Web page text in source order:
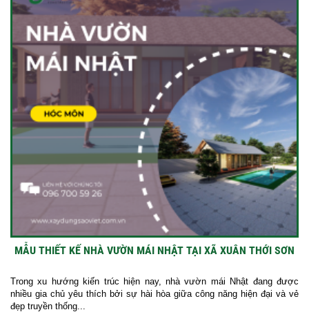
MẪU THIẾT KẾ NHÀ VƯỜN MÁI NHẬT TẠI XÃ XUÂN THỚI SƠN
Trong xu hướng kiến trúc hiện nay, nhà vườn mái Nhật đang được
nhiều gia chủ yêu thích bởi sự hài hòa giữa công năng hiện đại và vẻ
đẹp truyền thống...